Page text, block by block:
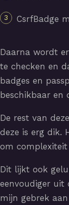
CsrfBadge
Daarna wordt
te checken en
badges en
beschikbaar en
De rest van
deze is erg dik.
om
Dit lijkt ook
eenvoudiger uit
mijn gebrek